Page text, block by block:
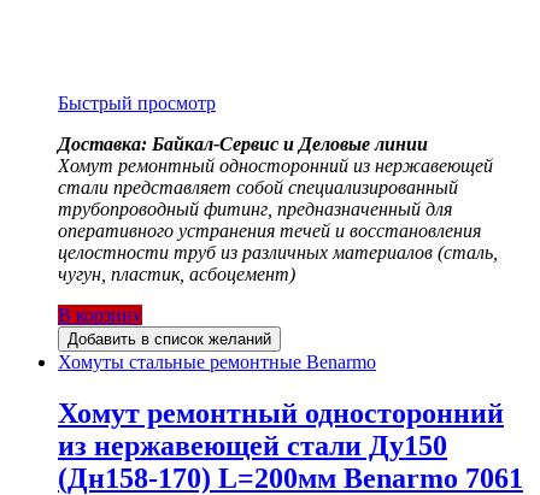
Быстрый просмотр
Доставка: Байкал-Сервис и Деловые линии
Хомут ремонтный односторонний из нержавеющей
стали представляет собой специализированный
трубопроводный фитинг, предназначенный для
оперативного устранения течей и восстановления
целостности труб из различных материалов (сталь,
чугун, пластик, асбоцемент)
В корзину
Добавить в список желаний
Хомуты стальные ремонтные Benarmo
Хомут ремонтный односторонний
из нержавеющей стали Ду150
(Дн158-170) L=200мм Benarmo 7061